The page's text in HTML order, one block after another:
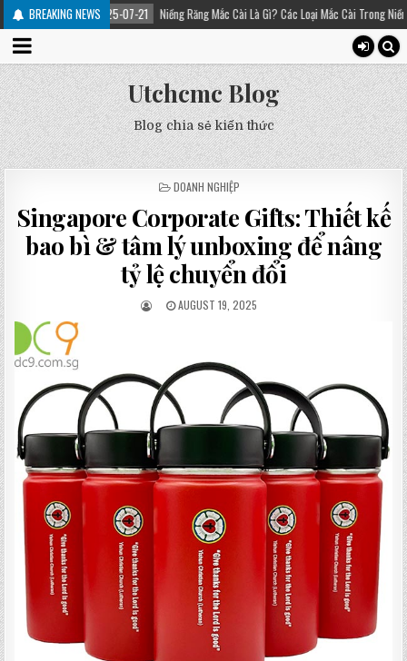
BREAKING NEWS
2025-07-21 Niềng Răng Mắc Cài Là Gì? Các Loại Mắc Cài Trong Niềng Răng – Platinum
Utchcmc Blog
Blog chia sẻ kiến thức
POSTED
DOANH NGHIỆP
Singapore Corporate Gifts: Thiết kế
bao bì & tâm lý unboxing để nâng
tỷ lệ chuyển đổi
AUGUST 19, 2025